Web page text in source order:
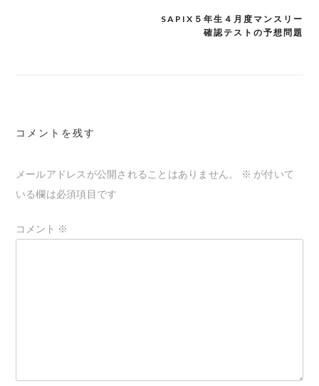
シ
ョ
SAPIX５年生４月度マンスリー
確認テストの予想問題
コメントを残す
メールアドレスが公開されることはありません。 ※ が付いて
いる欄は必須項目です
コメント ※